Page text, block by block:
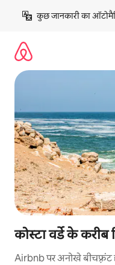
छोड़कर
कॉन्टेंट
कुछ जानकारी का
कोस्टा वर्डे के
Airbnb पर अनोखे